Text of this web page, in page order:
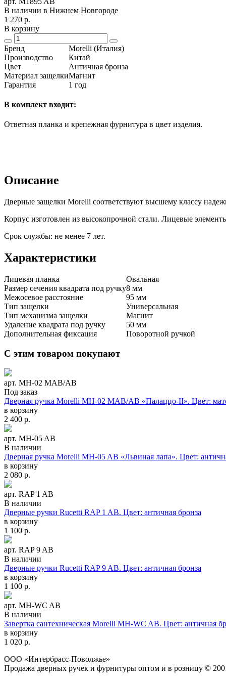
В наличии в Нижнем Новгороде
1 270 р.
В корзину
Бренд
Morelli (Италия)
Производство
Китай
Цвет
Античная бронза
Материал защелкиМагнит
Гарантия
1 год
В комплект входит:
Ответная планка и крепежная фурнитура в цвет изделия.
Описание
Дверные защелки Morelli соответствуют высшему классу
Корпус изготовлен из высокопрочной стали. Лицевые
Срок службы: не менее 7 лет.
Характеристики
Лицевая планка
Овальная
Размер сечения квадрата под ручку8 мм
Межосевое расстояние
95 мм
Тип защелки
Универсальная
Тип механизма защелки
Магнит
Удаление квадрата под ручку
50 мм
Дополнительная фиксация
Поворотной ручкой
С этим товаром покупают
арт. МH-02 MAB/AB
Под заказ
Дверная ручка Morelli MH-02 МAB/АВ «Палаццо-II». Цвет:
в корзину
2 400 р.
арт. MH-05 AB
В наличии
Дверная ручка Morelli MH-05 AB «Львиная лапа». Цвет:
в корзину
2 080 р.
арт. RAP 1 AB
В наличии
Дверные ручки Rucetti RAP 1 AB. Цвет: античная бронза
в корзину
1 100 р.
арт. RAP 9 AB
В наличии
Дверные ручки Rucetti RAP 9 AB. Цвет: античная бронза
в корзину
1 100 р.
арт. MH-WC AB
В наличии
Завертка сантехническая Morelli MH-WC AB. Цвет: античная
в корзину
1 020 р.
ООО «Интербрасс-Поволжье»
Продажа дверных ручек и фурнитуры оптом и в розницу ©